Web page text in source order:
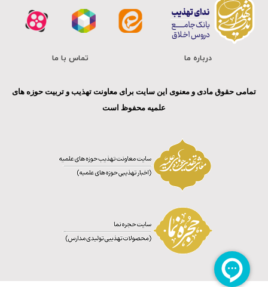
درباره ما تماس با ما
تمامی حقوق مادی و معنوی این سایت برای معاونت تهذیب و تربیت حوزه های
علمیه محفوظ است